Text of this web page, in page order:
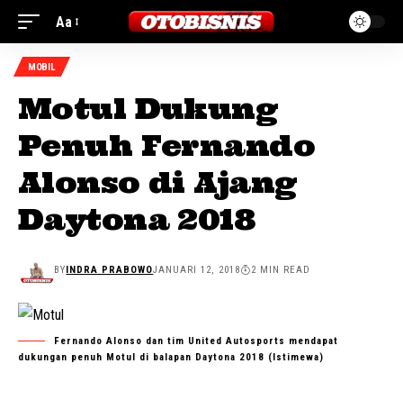
Aa
MOBIL
Motul Dukung
Penuh Fernando
Alonso di Ajang
Daytona 2018
BYINDRA PRABOWOJANUARI 12, 2018 2 MIN READ
Fernando Alonso dan tim United Autosports mendapat
dukungan penuh Motul di balapan Daytona 2018 (Istimewa)